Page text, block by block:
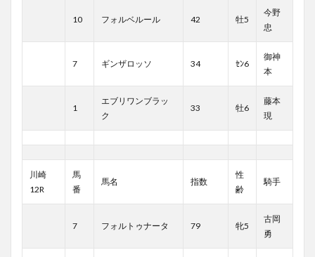
10 フォルベルール 42 牡5
今野
忠
7 ギンザロッソ 34 ｾﾝ6
御神
本
1
エブリワンブラッ
ク
33 牡6
藤本
現
川崎
12R
馬
番
馬名 指数
性
齢
騎手
7 フォルトゥナータ 79 牝5
古岡
勇